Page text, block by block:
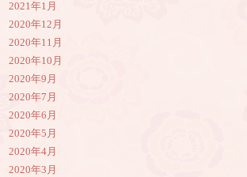
2021年1月
2020年12月
2020年11月
2020年10月
2020年9月
2020年7月
2020年6月
2020年5月
2020年4月
2020年3月